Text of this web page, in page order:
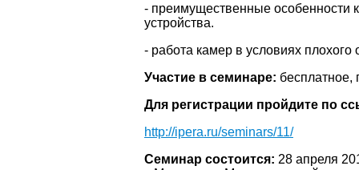
- преимущественные особенности
устройства.
- работа камер в условиях
Участие в семинаре: бесплатное,
Для регистрации пройдите по
http://ipera.ru/seminars/11/
Семинар состоится: 28 апреля